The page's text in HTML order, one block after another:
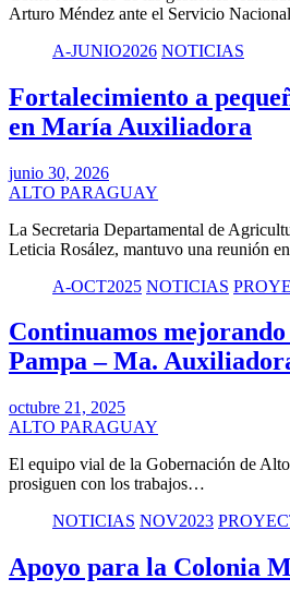
Arturo Méndez ante el Servicio
A-JUNIO2026 NOTICIAS
Fortalecimiento a
en María Auxiliadora
junio 30, 2026
ALTO PARAGUAY
La Secretaria Departamental de
Leticia Rosález, mantuvo una reunión
A-OCT2025 NOTICIAS
Continuamos
Pampa – Ma.
octubre 21, 2025
ALTO PARAGUAY
El equipo vial de la Gobernación de
prosiguen con los trabajos…
NOTICIAS NOV2023
Apoyo para la Colonia